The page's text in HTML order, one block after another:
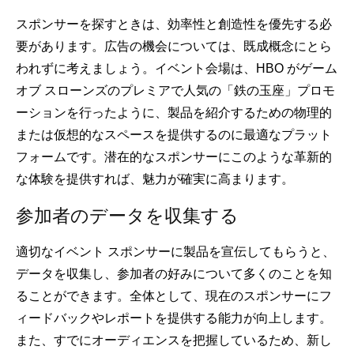
スポンサーを探すときは、効率性と創造性を優先する必
要があります。広告の機会については、既成概念にとら
われずに考えましょう。イベント会場は、HBO がゲーム
オブ スローンズのプレミアで人気の「鉄の玉座」プロモ
ーションを行ったように、製品を紹介するための物理的
または仮想的なスペースを提供するのに最適なプラット
フォームです。潜在的なスポンサーにこのような革新的
な体験を提供すれば、魅力が確実に高まります。
参加者のデータを収集する
適切なイベント スポンサーに製品を宣伝してもらうと、
データを収集し、参加者の好みについて多くのことを知
ることができます。全体として、現在のスポンサーにフ
ィードバックやレポートを提供する能力が向上します。
また、すでにオーディエンスを把握しているため、新し